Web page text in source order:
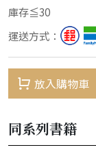
庫存≦30
運送方式：
放入購物車
同系列書籍